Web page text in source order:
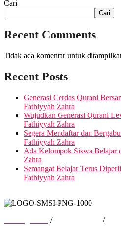
No Result
Cari
Cari
Recent Comments
Tidak ada komentar untuk
Recent Posts
Generasi Cerdas Qurani
Fathiyyah Zahra
Wujudkan Generasi Qurani
Fathiyyah Zahra
Segera Mendaftar dan
Fathiyyah Zahra
Ada Kelompok Siswa Belajar
Zahra
Semangat Belajar Terus
Fathiyyah Zahra
/
/